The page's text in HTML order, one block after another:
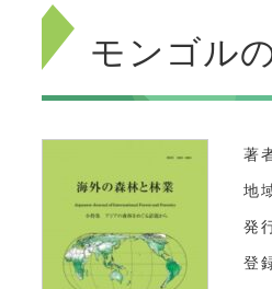
モンゴル
著
地
発
登